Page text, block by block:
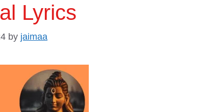
Lyrics
by jaimaa